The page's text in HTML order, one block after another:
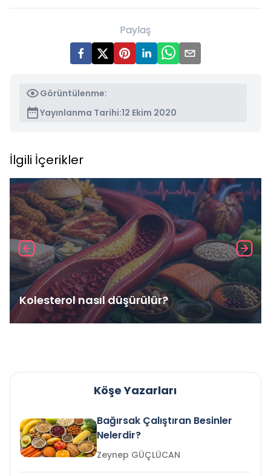
Paylaş
Görüntülenme:
Yayınlanma Tarihi:12 Ekim 2020
İlgili İçerikler
Kolesterol nasıl düşürülür?
Köşe Yazarları
Bağırsak Çalıştıran Besinler
Nelerdir?
Zeynep GÜÇLÜCAN